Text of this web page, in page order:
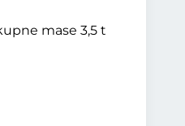
mase 3,5 t